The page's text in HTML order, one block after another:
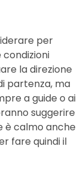
per
la direzione
partenza, ma
a guide o ai
suggerire
è calmo anche
fare quindi il